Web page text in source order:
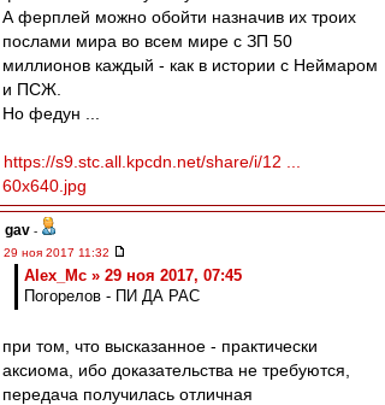
А ферплей можно обойти назначив их троих
послами мира во всем мире с ЗП 50
миллионов каждый - как в истории с Неймаром
и ПСЖ.
Но федун ...
https://s9.stc.all.kpcdn.net/share/i/12 ...
60x640.jpg
gav -
29 ноя 2017 11:32
Alex_Mc » 29 ноя 2017, 07:45
Погорелов - ПИ ДА РАС
при том, что высказанное - практически
аксиома, ибо доказательства не требуются,
передача получилась отличная